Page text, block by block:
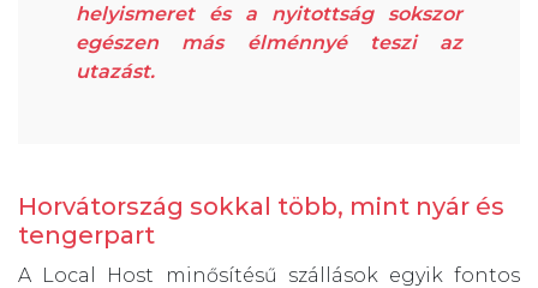
helyismeret és a nyitottság sokszor
egészen más élménnyé teszi az
utazást.
Horvátország sokkal több, mint nyár és
tengerpart
A Local Host minősítésű szállások egyik fontos